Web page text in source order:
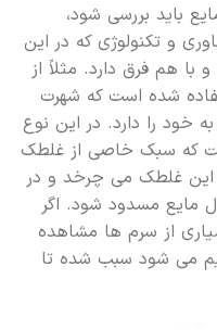
باید بررسی شود،
و تکنولوژی که در این
هم فرق دارد. مثلاً از
شده است که شهرت
خود را دارد. در این نوع
که سبک خاصی از غلطک
این غلطک می چرخد و در
مایع مسدود شود. اگر
از سرم ها مشاهده
می شود سبب شده تا